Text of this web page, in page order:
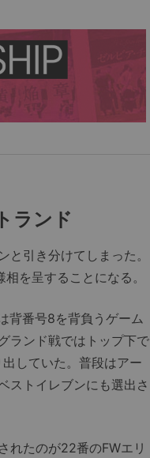
ランド
引き分けてしまった。
を呈することになる。
背番号8を背負うゲーム
ランド戦ではトップ下で
していた。普段はアー
ストイレブンにも選出さ
れたのが22番のFWエリ